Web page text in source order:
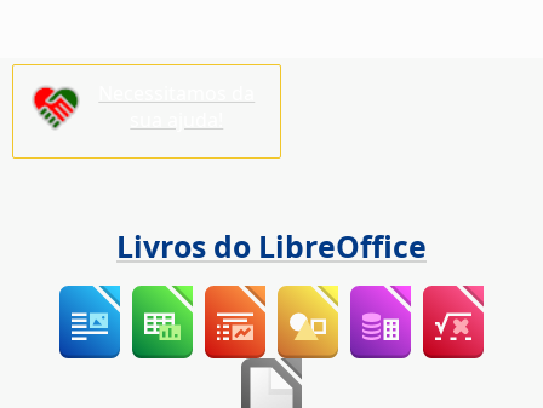
Livros do LibreOffice